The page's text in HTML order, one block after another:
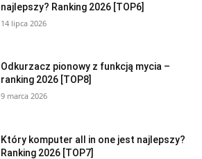
najlepszy? Ranking 2026 [TOP6]
14 lipca 2026
Odkurzacz pionowy z funkcją mycia –
ranking 2026 [TOP8]
9 marca 2026
Który komputer all in one jest najlepszy?
Ranking 2026 [TOP7]